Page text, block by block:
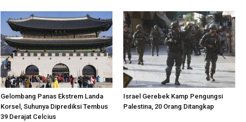
Gelombang Panas Ekstrem Landa
Korsel, Suhunya Diprediksi Tembus
39 Derajat Celcius
Israel Gerebek Kamp Pengungsi
Palestina, 20 Orang Ditangkap